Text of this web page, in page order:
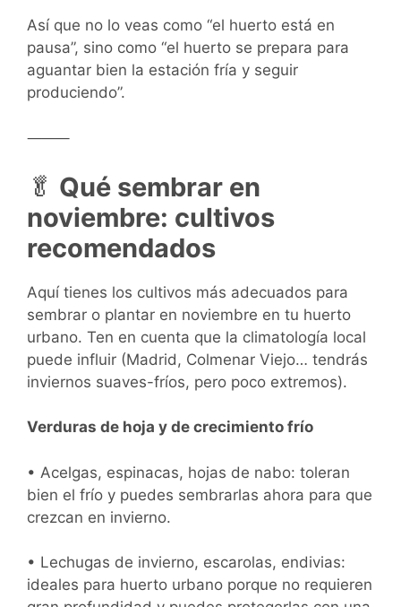
Así que no lo veas como “el huerto está en
pausa”, sino como “el huerto se prepara para
aguantar bien la estación fría y seguir
produciendo”.
⸻
🥬 Qué sembrar en
noviembre: cultivos
recomendados
Aquí tienes los cultivos más adecuados para
sembrar o plantar en noviembre en tu huerto
urbano. Ten en cuenta que la climatología local
puede influir (Madrid, Colmenar Viejo… tendrás
inviernos suaves-fríos, pero poco extremos).
Verduras de hoja y de crecimiento frío
• Acelgas, espinacas, hojas de nabo: toleran
bien el frío y puedes sembrarlas ahora para que
crezcan en invierno.
• Lechugas de invierno, escarolas, endivias:
ideales para huerto urbano porque no requieren